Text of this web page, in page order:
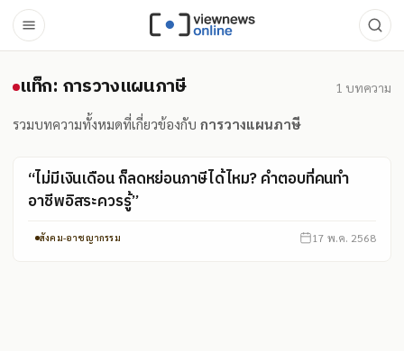
แท็ก: การวางแผนภาษี
แท็ก: การวางแผนภาษี 1 บทความ
รวมบทความทั้งหมดที่เกี่ยวข้องกับ การวางแผนภาษี
“ไม่มีเงินเดือน ก็ลดหย่อนภาษีได้ไหม? คำตอบที่คนทำ
อาชีพอิสระควรรู้”
สังคม-อาชญากรรม 17 พ.ค. 2568